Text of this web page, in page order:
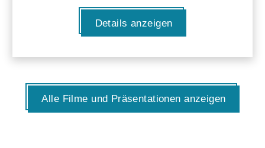
Details anzeigen
Alle Filme und Präsentationen anzeigen